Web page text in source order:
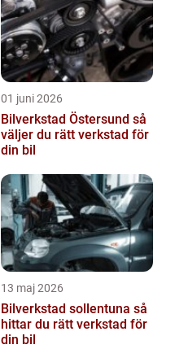
01 juni 2026
Bilverkstad Östersund så
väljer du rätt verkstad för
din bil
13 maj 2026
Bilverkstad sollentuna så
hittar du rätt verkstad för
din bil